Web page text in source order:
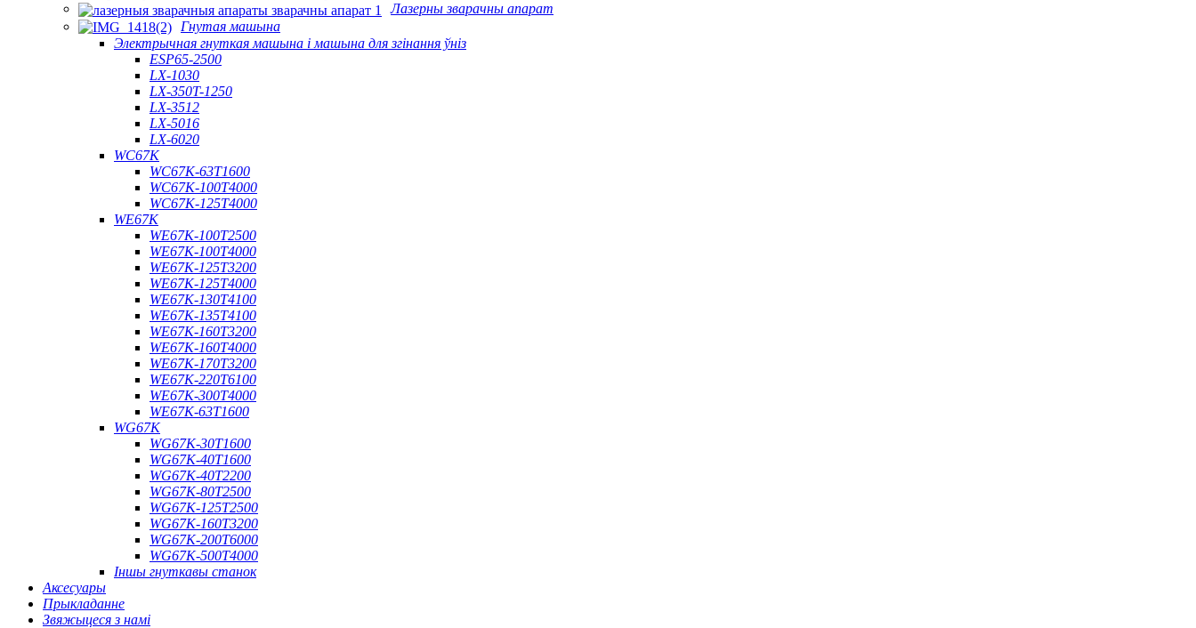
Лазерны зварачны апарат
Гнутая машына
Электрычная гнуткая машына і машына для згінання ўніз
ESP65-2500
LX-1030
LX-350T-1250
LX-3512
LX-5016
LX-6020
WC67K
WC67K-63T1600
WC67K-100T4000
WC67K-125T4000
WE67K
WE67K-100T2500
WE67K-100T4000
WE67K-125T3200
WE67K-125T4000
WE67K-130T4100
WE67K-135T4100
WE67K-160T3200
WE67K-160T4000
WE67K-170T3200
WE67K-220T6100
WE67K-300T4000
WE67K-63T1600
WG67K
WG67K-30T1600
WG67K-40T1600
WG67K-40T2200
WG67K-80T2500
WG67K-125T2500
WG67K-160T3200
WG67K-200T6000
WG67K-500T4000
Іншы гнуткавы станок
Аксесуары
Прыкладанне
Звяжыцеся з намі